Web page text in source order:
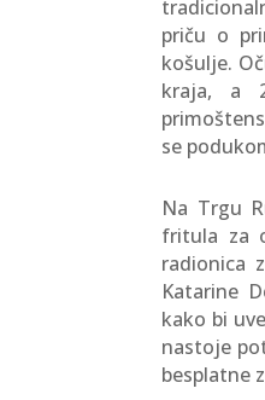
priču o
košulje.
kraja, a
se
Na Trgu
fritula za
radionica
Katarine
kako bi
nastoje
besplatne